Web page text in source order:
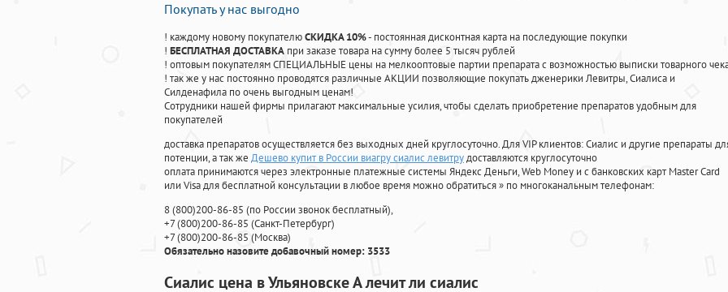
Покупать у нас выгодно
! каждому новому покупателюСКИДКА 10%- постоянная дисконтная карта на последующие покупки
! БЕСПЛАТНАЯ ДОСТАВКА при заказе товара на сумму более 5 тысяч рублей
! оптовым покупателям СПЕЦИАЛЬНЫЕ цены на мелкооптовые партии препарата с возможностью выписки товарного
! так же у нас постоянно проводятся различные АКЦИИ позволяющие покупать дженерики Левитры, Сиалиса и
Силденафила по очень выгодным ценам!
Cотрудники нашей фирмы прилагают максимальные усилия, чтобы сделать приобретение препаратов удобным для
покупателей
доставка препаратов осуществляется без выходных дней круглосуточно. Для VIP клиентов: Сиалис и другие препараты
потенции, а так же Дешево купит в России виагру сиалис левитрудоставляются круглосуточно
оплата принимаются через электронные платежные системы Яндекс Деньги, Web Money и с банковских карт Master Card
или Visa для бесплатной консультации в любое время можно обратиться» по многоканальным телефонам:
8(800)200-86-85 (по России звонок бесплатный),
+7(800)200-86-85 (Санкт-Петербург)
+7(800)200-86-85 (Москва)
Обязательно назовите добавочный номер: 3533
Сиалис цена в Ульяновске А лечит ли сиалис